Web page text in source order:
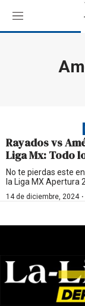
M
e
Rayados vs
Liga Mx: Todo
No te pierdas este
la Liga MX Apertura
14 de diciembre, 2024·